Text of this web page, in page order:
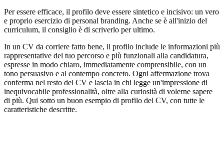
Per essere efficace, il profilo deve essere sintetico e incisivo: un vero
e proprio esercizio di personal branding. Anche se è all'inizio del
curriculum, il consiglio è di scriverlo per ultimo.
In un CV da corriere fatto bene, il profilo include le informazioni più
rappresentative del tuo percorso e più funzionali alla candidatura,
espresse in modo chiaro, immediatamente comprensibile, con un
tono persuasivo e al contempo concreto. Ogni affermazione trova
conferma nel resto del CV e lascia in chi legge un'impressione di
inequivocabile professionalità, oltre alla curiosità di volerne sapere
di più. Qui sotto un buon esempio di profilo del CV, con tutte le
caratteristiche descritte.